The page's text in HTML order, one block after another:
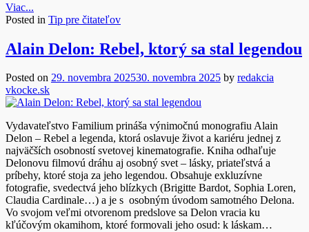
Viac...
Posted in Tip pre čitateľov
Alain Delon: Rebel, ktorý sa stal legendou
Posted on 29. novembra 202530. novembra 2025 by redakcia
vkocke.sk
Vydavateľstvo Familium prináša výnimočnú monografiu Alain
Delon – Rebel a legenda, ktorá oslavuje život a kariéru jednej z
najväčších osobností svetovej kinematografie. Kniha odhaľuje
Delonovu filmovú dráhu aj osobný svet – lásky, priateľstvá a
príbehy, ktoré stoja za jeho legendou. Obsahuje exkluzívne
fotografie, svedectvá jeho blízkych (Brigitte Bardot, Sophia Loren,
Claudia Cardinale…) a je s osobným úvodom samotného Delona.
Vo svojom veľmi otvorenom predslove sa Delon vracia ku
kľúčovým okamihom, ktoré formovali jeho osud: k láskam…